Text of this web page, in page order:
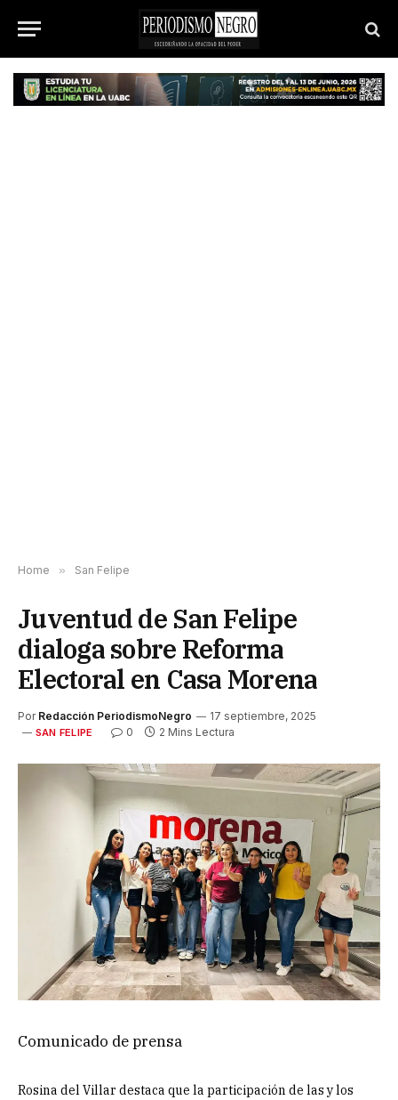
Home » San Felipe
Juventud de San Felipe
dialoga sobre Reforma
Electoral en Casa Morena
Por Redacción PeriodismoNegro 17 septiembre, 2025
SAN FELIPE 0 2 Mins Lectura
Comunicado de prensa
Rosina del Villar destaca que la participación de las y los